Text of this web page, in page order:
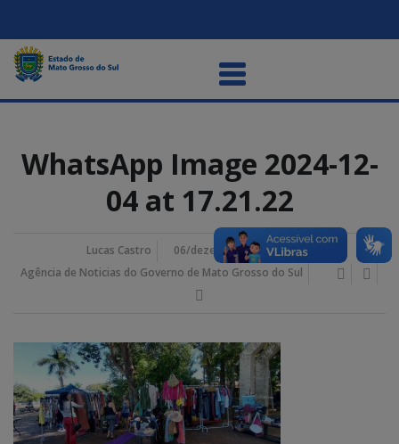
WhatsApp Image 2024-12-
04 at 17.21.22
Lucas Castro
06/dezembro/2024 10:54 am
Agência de Noticias do Governo de Mato Grosso do Sul